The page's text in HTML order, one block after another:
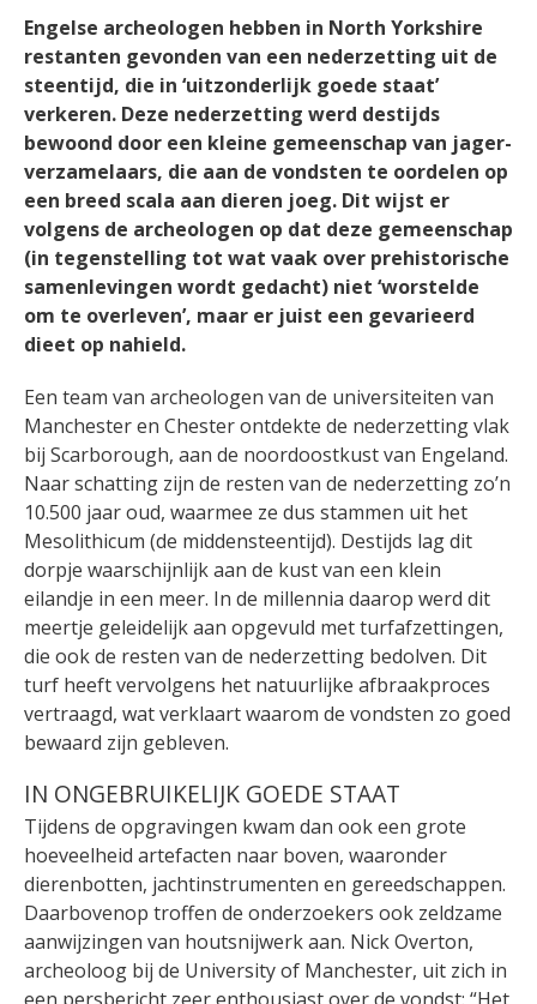
Engelse archeologen hebben in North Yorkshire
restanten gevonden van een nederzetting uit de
steentijd, die in ‘uitzonderlijk goede staat’
verkeren. Deze nederzetting werd destijds
bewoond door een kleine gemeenschap van jager-
verzamelaars, die aan de vondsten te oordelen op
een breed scala aan dieren joeg. Dit wijst er
volgens de archeologen op dat deze gemeenschap
(in tegenstelling tot wat vaak over prehistorische
samenlevingen wordt gedacht) niet ‘worstelde
om te overleven’, maar er juist een gevarieerd
dieet op nahield.
Een team van archeologen van de universiteiten van
Manchester en Chester ontdekte de nederzetting vlak
bij Scarborough, aan de noordoostkust van Engeland.
Naar schatting zijn de resten van de nederzetting zo’n
10.500 jaar oud, waarmee ze dus stammen uit het
Mesolithicum (de middensteentijd). Destijds lag dit
dorpje waarschijnlijk aan de kust van een klein
eilandje in een meer. In de millennia daarop werd dit
meertje geleidelijk aan opgevuld met turfafzettingen,
die ook de resten van de nederzetting bedolven. Dit
turf heeft vervolgens het natuurlijke afbraakproces
vertraagd, wat verklaart waarom de vondsten zo goed
bewaard zijn gebleven.
IN ONGEBRUIKELIJK GOEDE STAAT
Tijdens de opgravingen kwam dan ook een grote
hoeveelheid artefacten naar boven, waaronder
dierenbotten, jachtinstrumenten en gereedschappen.
Daarbovenop troffen de onderzoekers ook zeldzame
aanwijzingen van houtsnijwerk aan. Nick Overton,
archeoloog bij de University of Manchester, uit zich in